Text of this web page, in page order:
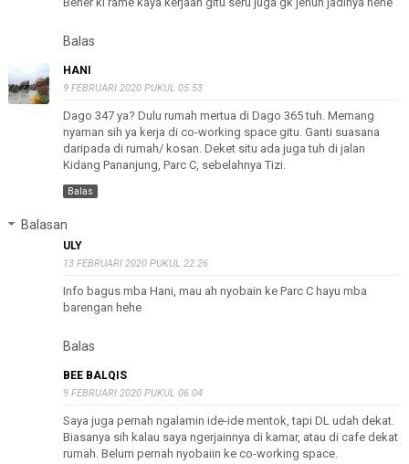
Balas
HANI
9 FEBRUARI 2020 PUKUL 05.53
Dago 347 ya? Dulu rumah mertua di Dago 365 tuh. Memang
nyaman sih ya kerja di co-working space gitu. Ganti suasana
daripada di rumah/ kosan. Deket situ ada juga tuh di jalan
Kidang Pananjung, Parc C, sebelahnya Tizi.
Balas
Balasan
ULY
13 FEBRUARI 2020 PUKUL 22.26
Info bagus mba Hani, mau ah nyobain ke Parc C hayu mba
barengan hehe
Balas
BEE BALQIS
9 FEBRUARI 2020 PUKUL 06.04
Saya juga pernah ngalamin ide-ide mentok, tapi DL udah dekat.
Biasanya sih kalau saya ngerjainnya di kamar, atau di cafe dekat
rumah. Belum pernah nyobaiin ke co-working space.